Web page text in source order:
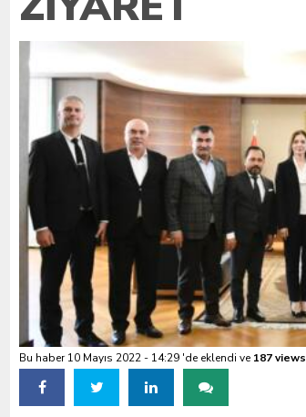
Bu haber 10 Mayıs 2022 - 14:29 'de eklendi ve 187 views